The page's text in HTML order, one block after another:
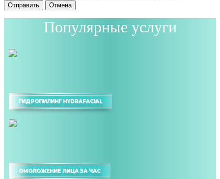
Отправить Отмена
Популярные услуги
ГИДРОПИЛИНГ HYDRAFACIAL
ОМОЛОЖЕНИЕ ЛИЦА ЗА ЧАС